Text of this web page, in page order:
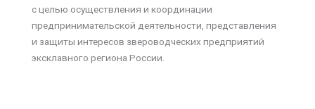
с целью осуществления и координации
предпринимательской деятельности, представления
и защиты интересов звероводческих предприятий
эксклавного региона России.